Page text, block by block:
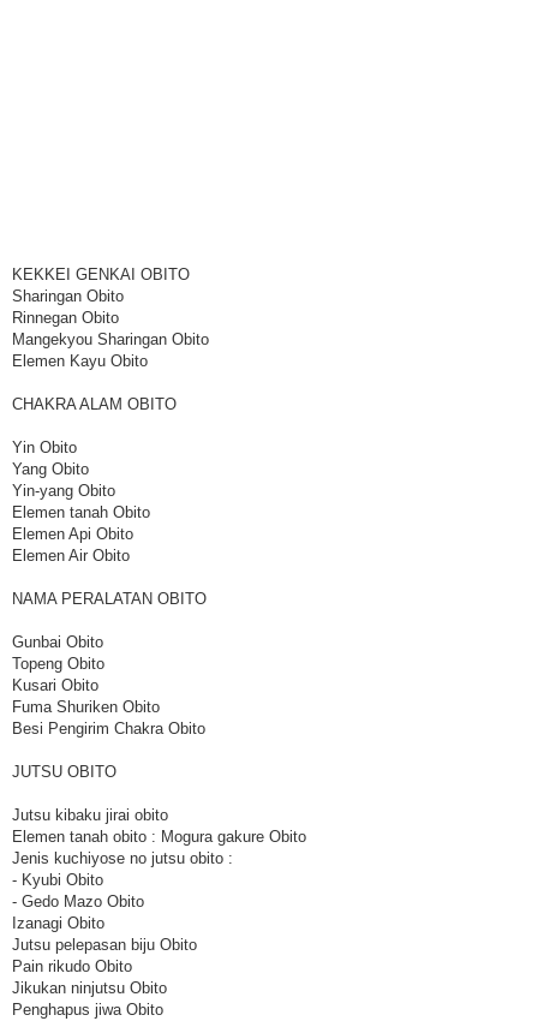
KEKKEI GENKAI OBITO
Sharingan Obito
Rinnegan Obito
Mangekyou Sharingan Obito
Elemen Kayu Obito
CHAKRA ALAM OBITO
Yin Obito
Yang Obito
Yin-yang Obito
Elemen tanah Obito
Elemen Api Obito
Elemen Air Obito
NAMA PERALATAN OBITO
Gunbai Obito
Topeng Obito
Kusari Obito
Fuma Shuriken Obito
Besi Pengirim Chakra Obito
JUTSU OBITO
Jutsu kibaku jirai obito
Elemen tanah obito : Mogura gakure Obito
Jenis kuchiyose no jutsu obito :
- Kyubi Obito
- Gedo Mazo Obito
Izanagi Obito
Jutsu pelepasan biju Obito
Pain rikudo Obito
Jikukan ninjutsu Obito
Penghapus jiwa Obito